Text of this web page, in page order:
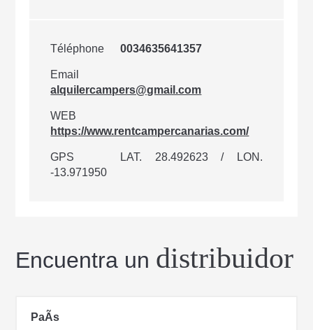
Téléphone 0034635641357
Email
alquilercampers@gmail.com
WEB
https://www.rentcampercanarias.com/
GPS
LAT. 28.492623 / LON.
-13.971950
Encuentra un distribuidor
PaÃ­s